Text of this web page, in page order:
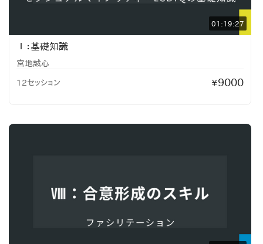
01:19:27
Ⅰ：基礎知識
宮地誠心
12セッション ¥9000